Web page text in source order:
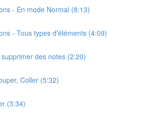
- En mode Normal (8:13)
- Tous types d'éléments (4:09)
des notes (2:20)
Coller (5:32)
(3:34)